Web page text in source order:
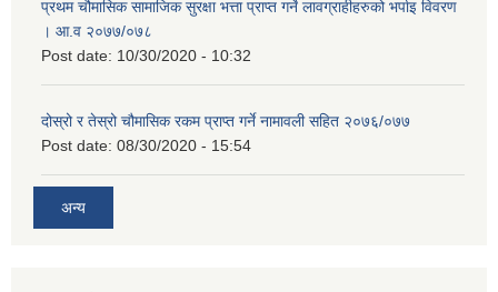
प्रथम चौमासिक सामाजिक सुरक्षा भत्ता प्राप्त गर्ने लावग्राहीहरुको भर्पाइ विवरण
। आ.व २०७७/०७८
Post date: 10/30/2020 - 10:32
दोस्रो र तेस्रो चौमासिक रकम प्राप्त गर्ने नामावली सहित २०७६/०७७
Post date: 08/30/2020 - 15:54
अन्य